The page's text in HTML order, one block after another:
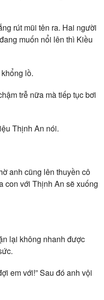
rút mũi tên ra. Hai người
muốn nổi lên thì Kiều
lồ.
trễ nữa mà tiếp tục bơi
Thịnh An nói.
anh cũng lên thuyền cô
con với Thịnh An sẽ xuống
lại không nhanh được
em với!” Sau đó anh vội